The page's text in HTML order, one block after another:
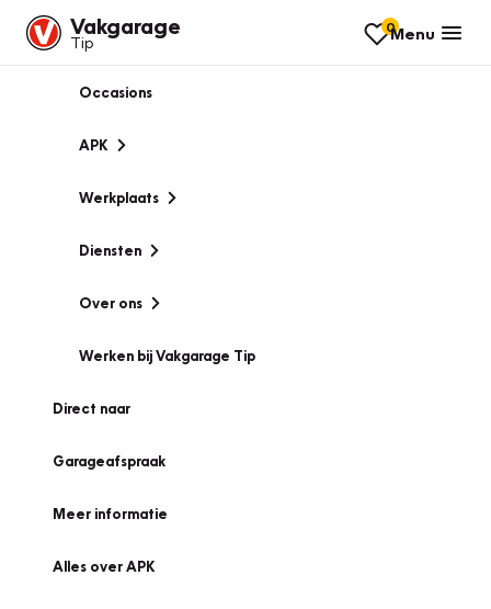
Vakgarage
Tip
0Menu
Occasions
APK
Werkplaats
Diensten
Over ons
Werken bij Vakgarage Tip
Direct naar
Garageafspraak
Meer informatie
Alles over APK